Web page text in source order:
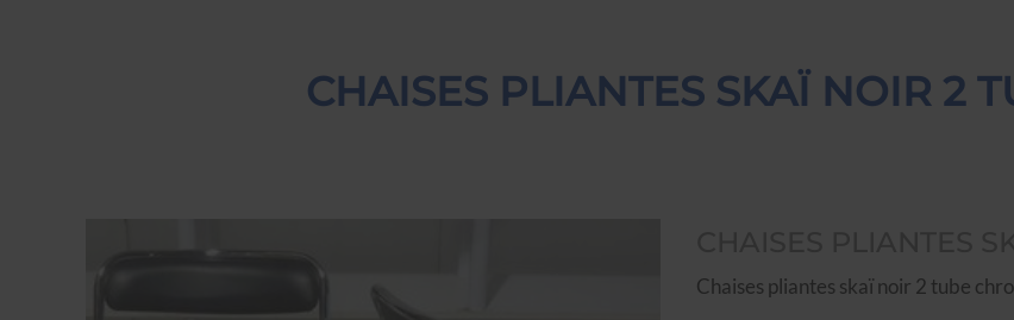
CHAISES PLIANTES SKAÏ NOIR 2
Chaises pliantes skaï noir 2 tube